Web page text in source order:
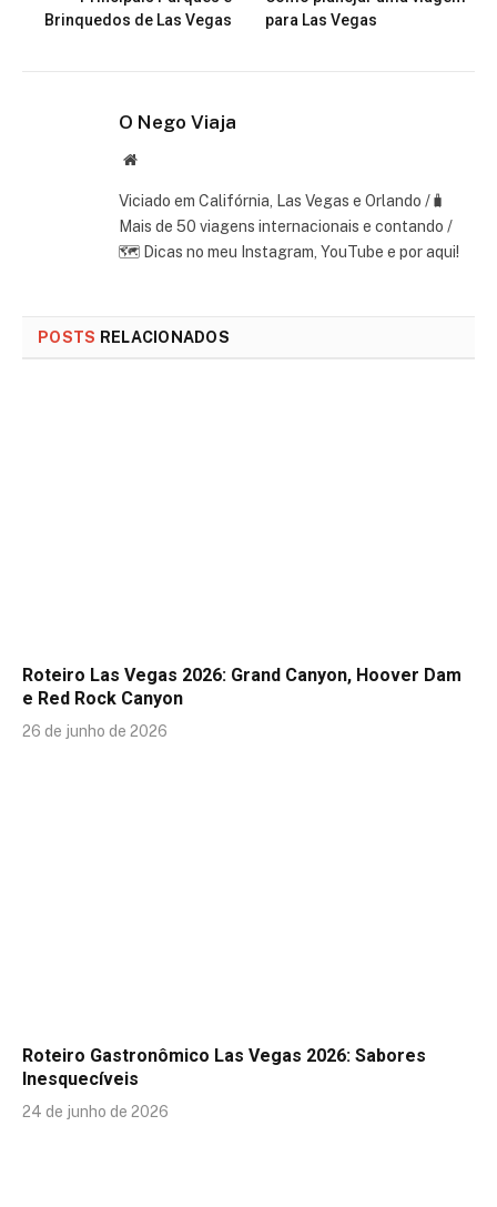
Brinquedos de Las Vegas
para Las Vegas
O Nego Viaja
Website
Viciado em Califórnia, Las Vegas e Orlando /🧳
Mais de 50 viagens internacionais e contando /
🗺 Dicas no meu Instagram, YouTube e por aqui!
POSTS RELACIONADOS
Roteiro Las Vegas 2026: Grand Canyon, Hoover Dam
e Red Rock Canyon
26 de junho de 2026
Roteiro Gastronômico Las Vegas 2026: Sabores
Inesquecíveis
24 de junho de 2026